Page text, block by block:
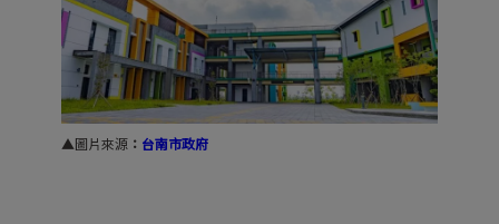
▲圖片來源 ： 台南市政府